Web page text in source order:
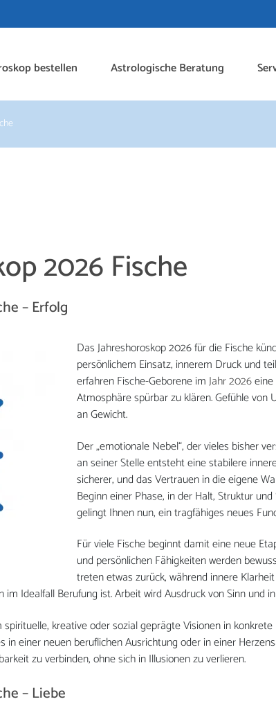
bestellen Astrologische Beratung
2026 Fische
– Erfolg
Das Jahreshoroskop 2026 für die Fische
persönlichem Einsatz, innerem Druck und
erfahren Fische-Geborene imJahr 2026
Atmosphäre spürbar zu klären. Gefühle
an Gewicht.
Der „emotionale Nebel“, der vieles bisher
an seiner Stelle entsteht eine stabilere
sicherer, und das Vertrauen in die eigene
Beginn einer Phase, in der Halt, Struktur
gelingt Ihnen nun, ein tragfähiges neues
Für viele Fische beginnt damit eine neue
und persönlichen Fähigkeiten werden
treten etwas zurück, während innere
im Idealfall Berufung ist. Arbeit wird Ausdruck von Sinn und
kreative oder sozial geprägte Visionen in
in einer neuen beruflichen Ausrichtung oder in einer
zu verbinden, ohne sich in Illusionen zu verlieren.
– Liebe